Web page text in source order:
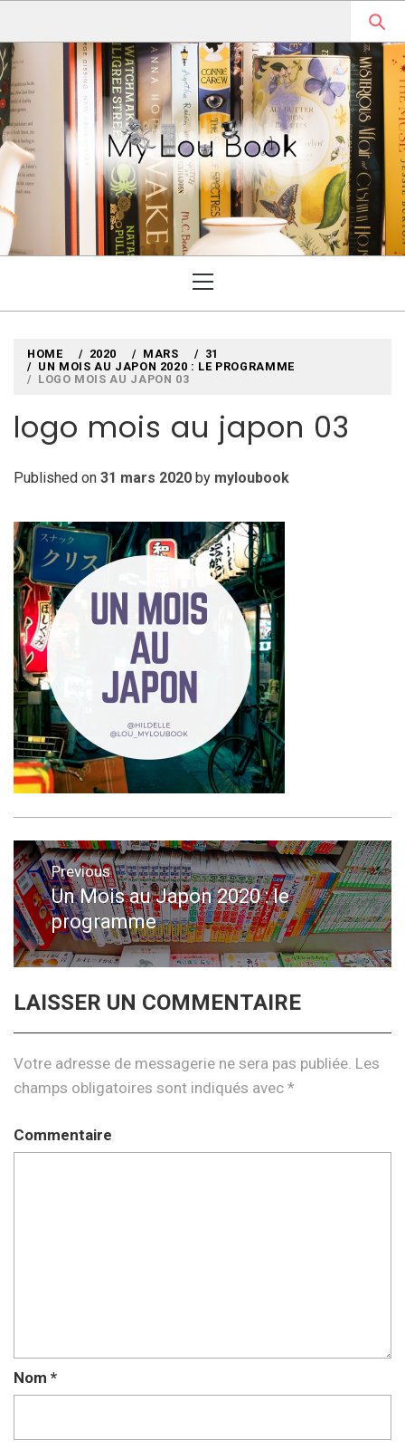
content
MYLOUBOOK
VOYAGES LITTÉRAIRES EN
ANGLETERRE ET AILLEURS
Menu
HOME 2020 MARS
31
UN MOIS AU JAPON 2020 : LE PROGRAMME
LOGO MOIS AU JAPON 03
logo mois au japon 03
Published on 31 mars 2020 by myloubook
Navigation
de
l’article
Previous
Previous
post:
Un Mois au Japon 2020 : le
programme
LAISSER UN COMMENTAIRE
Votre adresse de messagerie ne sera pas publiée. Les
champs obligatoires sont indiqués avec *
Commentaire
Nom *